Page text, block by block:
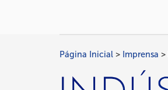
Trilha
de
Página Inicial Imprensa